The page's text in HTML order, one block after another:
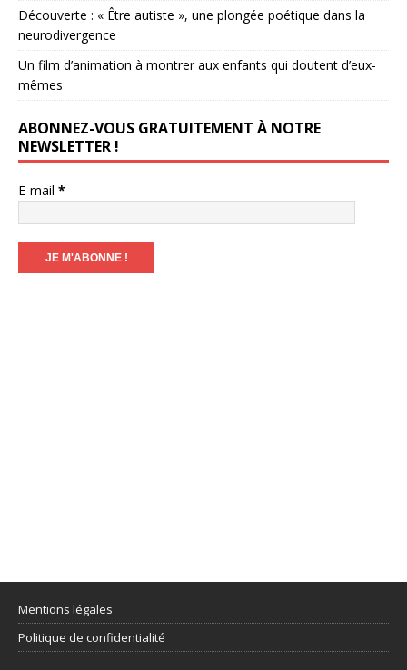
Découverte : « Être autiste », une plongée poétique dans la
neurodivergence
Un film d’animation à montrer aux enfants qui doutent d’eux-
mêmes
ABONNEZ-VOUS GRATUITEMENT À NOTRE
NEWSLETTER !
E-mail *
Mentions légales
Politique de confidentialité